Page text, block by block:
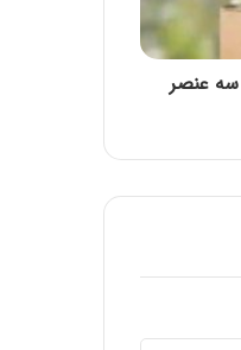
اهل بیت
سه عنصر